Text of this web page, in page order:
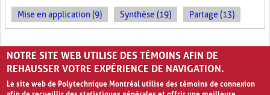
Mise en application (9) Synthèse (19) Partage (13)
PAGES
1 2 3 › »
NOTRE SITE WEB UTILISE DES TÉMOINS AFIN DE
REHAUSSER VOTRE EXPÉRIENCE DE NAVIGATION.
Le site web de Polytechnique Montréal utilise des témoins de connexion